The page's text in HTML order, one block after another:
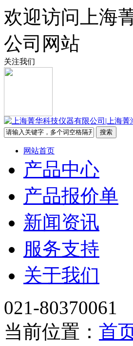
欢迎访问上海
公司网站
关注我们
网站首页
产品中心
产品报价单
新闻资讯
服务支持
关于我们
021-80370061
当前位置： 首